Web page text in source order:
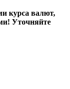
курса валют,
Уточняйте